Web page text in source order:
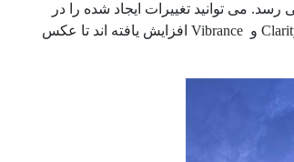
می توانید تغییرات ایجاد شده را در
تصویر زیر ببینید. تراز سفیدی کاهش پیدا کرده و در عوض مقادیر Contrast و Highlights و Shadowsو Clarity و Vibrance افزایش یافته اند تا عکس